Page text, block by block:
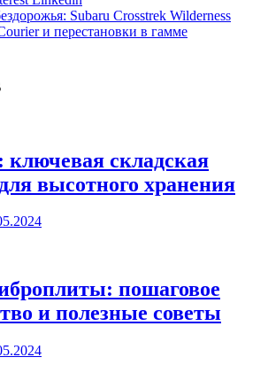
Subaru Crosstrek Wilderness
и перестановки в гамме
ключевая складская
высотного хранения
пошаговое
и полезные советы